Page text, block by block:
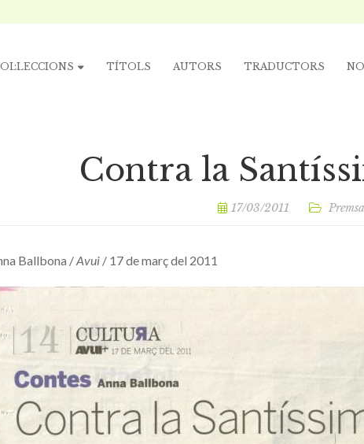
TÍTOLS AUTORS TRADUCTORS
Contra la
17/03/2011 Premsa
Ballbona /Avui / 17 de març del 2011